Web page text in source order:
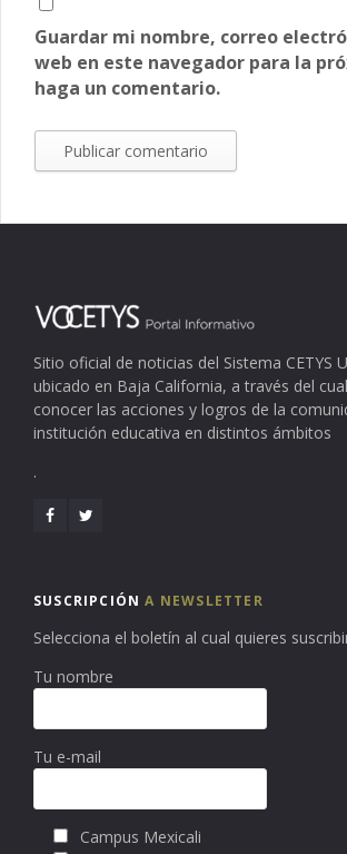
Guardar mi nombre, correo
web en este navegador para la
haga un comentario.
Sitio oficial de noticias del Sistema CETYS
ubicado en Baja California, a través del
conocer las acciones y logros de la
institución educativa en distintos ámbitos
.
SUSCRIPCIÓNA NEWSLETTER
Selecciona el boletín al cual quieres
Tu nombre
Tu e-mail
Campus Mexicali